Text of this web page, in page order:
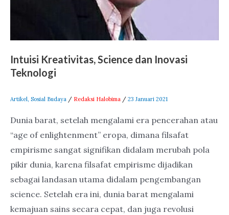
Intuisi Kreativitas, Science dan Inovasi
Teknologi
Artikel, Sosial Budaya / Redaksi Halobima / 23 Januari 2021
Dunia barat, setelah mengalami era pencerahan atau
“age of enlightenment” eropa, dimana filsafat
empirisme sangat signifikan didalam merubah pola
pikir dunia, karena filsafat empirisme dijadikan
sebagai landasan utama didalam pengembangan
science. Setelah era ini, dunia barat mengalami
kemajuan sains secara cepat, dan juga revolusi